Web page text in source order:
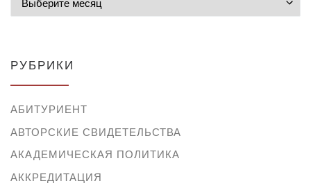
РУБРИКИ
АБИТУРИЕНТ
АВТОРСКИЕ СВИДЕТЕЛЬСТВА
АКАДЕМИЧЕСКАЯ ПОЛИТИКА
АККРЕДИТАЦИЯ